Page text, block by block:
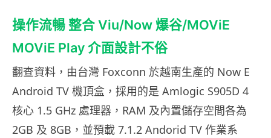
操作流暢 整合 Viu/Now 爆谷/MOViE
MOViE Play 介面設計不俗
翻查資料，由台灣 Foxconn 於越南生產的 Now E
Android TV 機頂盒，採用的是 Amlogic S905D 4
核心 1.5 GHz 處理器，RAM 及內置儲存空間各為
2GB 及 8GB，並預載 7.1.2 Andorid TV 作業系